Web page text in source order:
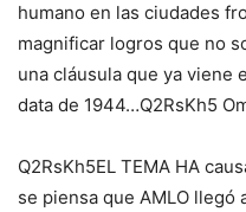
humano en las ciudades
magnificar logros que no
una cláusula que ya viene
data de 1944…Q2RsKh5
Q2RsKh5EL TEMA HA
se piensa que AMLO